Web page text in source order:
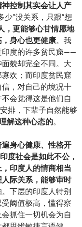
控制其实会让人产
少”没关系，只跟“想
，更能够心甘情愿地
身心也更健康。我
印度的许多贫民窟——
貌却完全不同。大
欢；而印度贫民窟
，对自己的境况十
会觉得这是他们自
排，下辈子自然能够
解这种心态的。
遍身心健康、性格开
度社会是如此不公，
印度人的情商相当
际关系，能够审时
。下层的印度人特别
阈值极高，懂得察
抓住一切机会为自